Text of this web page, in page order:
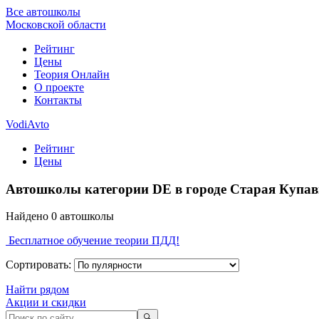
Все автошколы
Московской области
Рейтинг
Цены
Теория Онлайн
О проекте
Контакты
VodiAvto
Рейтинг
Цены
Автошколы категории DE в городе Старая
Найдено 0 автошколы
Бесплатное обучение теории ПДД!
Сортировать:
Найти рядом
Акции и скидки